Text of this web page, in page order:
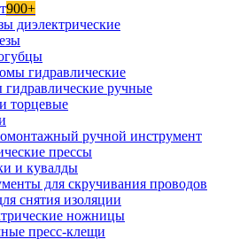
900+
диэлектрические
гидравлические
гидравлические ручные
торцевые
ручной инструмент
прессы
и кувалды
для скручивания проводов
снятия изоляции
ножницы
пресс-клещи